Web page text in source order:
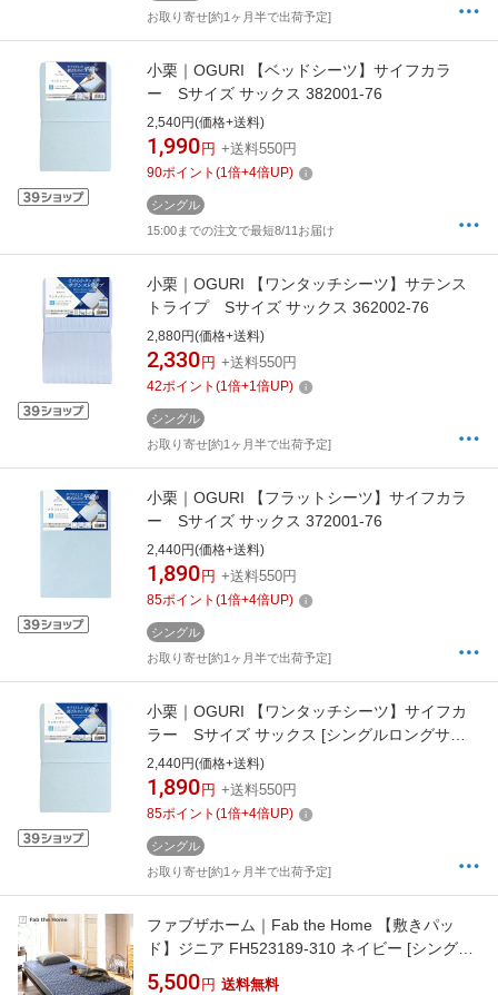
お取り寄せ[約1ヶ月半で出荷予定]
小栗｜OGURI 【ベッドシーツ】サイフカラ
ー Sサイズ サックス 382001-76
2,540円(価格+送料)
1,990 円 +送料550円
90ポイント (1倍+4倍UP)
シングル
15:00までの注文で最短8/11お届け
小栗｜OGURI 【ワンタッチシーツ】サテンス
トライプ Sサイズ サックス 362002-76
2,880円(価格+送料)
2,330 円 +送料550円
42ポイント (1倍+1倍UP)
シングル
お取り寄せ[約1ヶ月半で出荷予定]
小栗｜OGURI 【フラットシーツ】サイフカラ
ー Sサイズ サックス 372001-76
2,440円(価格+送料)
1,890 円 +送料550円
85ポイント (1倍+4倍UP)
シングル
お取り寄せ[約1ヶ月半で出荷予定]
小栗｜OGURI 【ワンタッチシーツ】サイフカ
ラー Sサイズ サックス [シングルロングサイ
ズ]
2,440円(価格+送料)
1,890 円 +送料550円
85ポイント (1倍+4倍UP)
シングル
お取り寄せ[約1ヶ月半で出荷予定]
ファブザホーム｜Fab the Home 【敷きパッ
ド】ジニア FH523189-310 ネイビー [シングル
サイズ /敷パッド]
5,500 円 送料無料